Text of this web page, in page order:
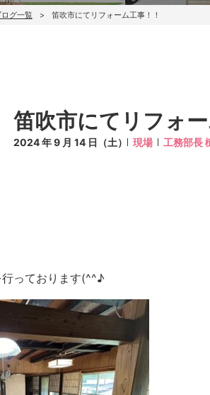
ログ一覧 笛吹市にてリフォーム工事！！
笛吹市にてリフォー
2024 年 9 月 14 日（土） 現場 工務部長
っております(^^♪